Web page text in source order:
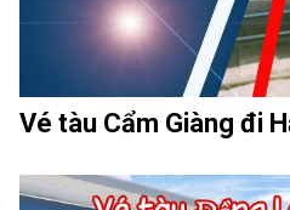
Vé tàu Cẩm Giàng đi